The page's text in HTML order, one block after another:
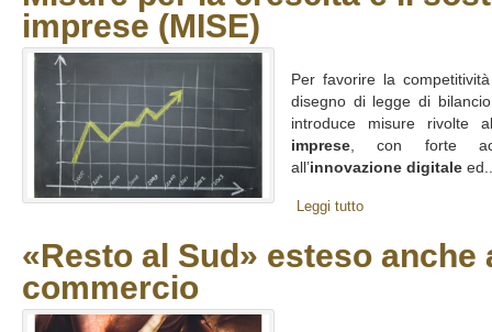
imprese (MISE)
Per favorire la
disegno di legge di
introduce misure rivolte
imprese, con forte
all’innovazione digitale
Leggi tutto
«Resto al Sud» esteso anche
commercio